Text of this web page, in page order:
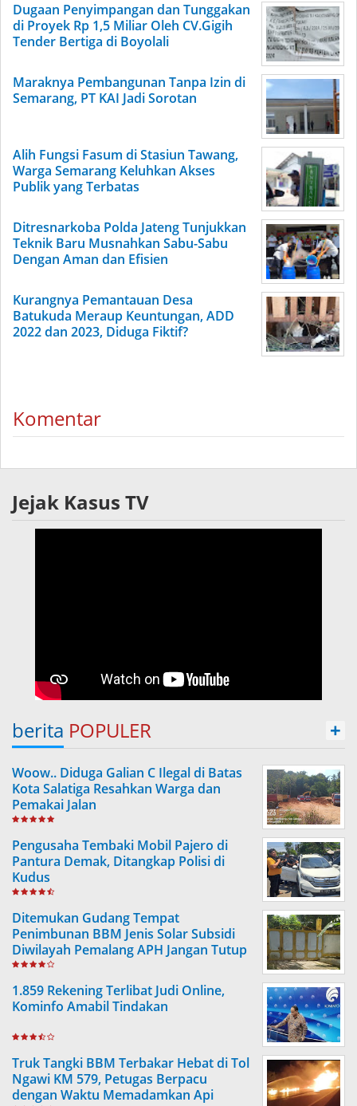
Dugaan Penyimpangan dan Tunggakan
di Proyek Rp 1,5 Miliar Oleh CV.Gigih
Tender Bertiga di Boyolali
Maraknya Pembangunan Tanpa Izin di
Semarang, PT KAI Jadi Sorotan
Alih Fungsi Fasum di Stasiun Tawang,
Warga Semarang Keluhkan Akses
Publik yang Terbatas
Ditresnarkoba Polda Jateng Tunjukkan
Teknik Baru Musnahkan Sabu-Sabu
Dengan Aman dan Efisien
Kurangnya Pemantauan Desa
Batukuda Meraup Keuntungan, ADD
2022 dan 2023, Diduga Fiktif?
Komentar
Jejak Kasus TV
berita POPULER +
Woow.. Diduga Galian C Ilegal di Batas
Kota Salatiga Resahkan Warga dan
Pemakai Jalan
Pengusaha Tembaki Mobil Pajero di
Pantura Demak, Ditangkap Polisi di
Kudus
Ditemukan Gudang Tempat
Penimbunan BBM Jenis Solar Subsidi
Diwilayah Pemalang APH Jangan Tutup
Mata
1.859 Rekening Terlibat Judi Online,
Kominfo Amabil Tindakan
Truk Tangki BBM Terbakar Hebat di Tol
Ngawi KM 579, Petugas Berpacu
dengan Waktu Memadamkan Api